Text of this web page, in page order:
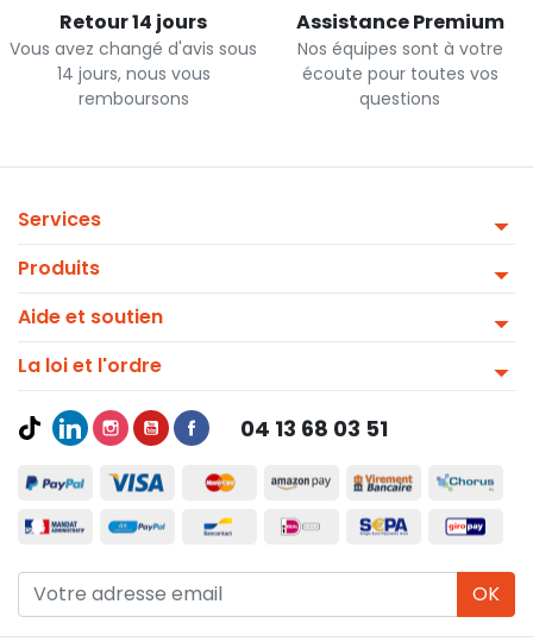
Retour 14 jours
Vous avez changé d'avis sous
14 jours, nous vous
remboursons
Assistance Premium
Nos équipes sont à votre
écoute pour toutes vos
questions
Services
Produits
Aide et soutien
La loi et l'ordre
04 13 68 03 51
OK